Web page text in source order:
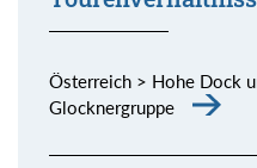
Österreich > Hohe Dock
Glocknergruppe